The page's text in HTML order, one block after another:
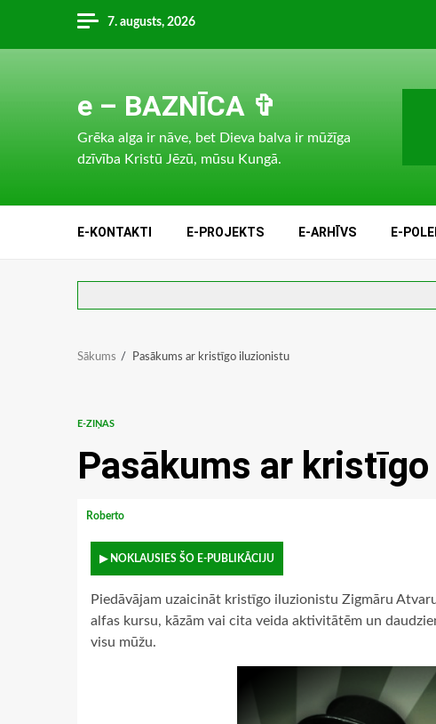
content
7. augusts, 2026
e – BAZNĪCA ✞
Grēka alga ir nāve, bet Dieva balva ir mūžīga
dzīvība Kristū Jēzū, mūsu Kungā.
E-KONTAKTI E-PROJEKTS E-ARHĪVS E-
Sākums Pasākums ar kristīgo iluzionistu
E-ZIŅAS
Pasākums ar
Roberto
▶ NOKLAUSIES ŠO E-PUBLIKĀCIJU
Piedāvājam uzaicināt kristīgo iluzionistu Zigmāru
alfas kursu, kāzām vai cita veida aktivitātēm un
visu mūžu.